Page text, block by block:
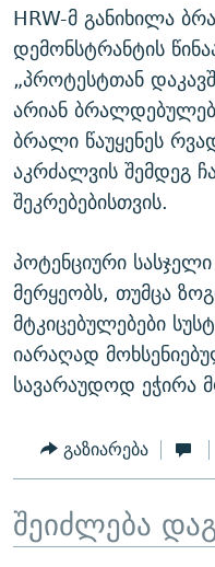
HRW-მ განიხილა
დემონსტრანტის
„პროტესტთან
არიან
ბრალი წაუყენეს
აკრძალვის შემდეგ
შეკრებებისთვის.
პოტენციური
მერყეობს, თუმცა
მტკიცებულებები
იარაღად
სავარაუდოდ ეჭირა
გაზიარება
შეიძლება